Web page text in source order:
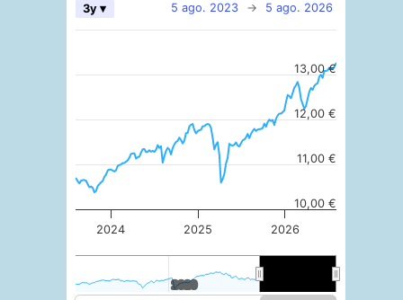
5 ago. 2023 → 5 ago. 2026
3y ▾
2024 2025 2026
2020
2020
10,00 €
11,00 €
12,00 €
13,00 €